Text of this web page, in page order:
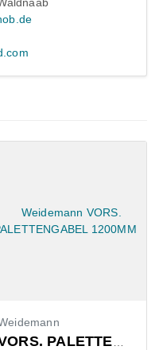
VORS. PALETTENGABEL 1200MM